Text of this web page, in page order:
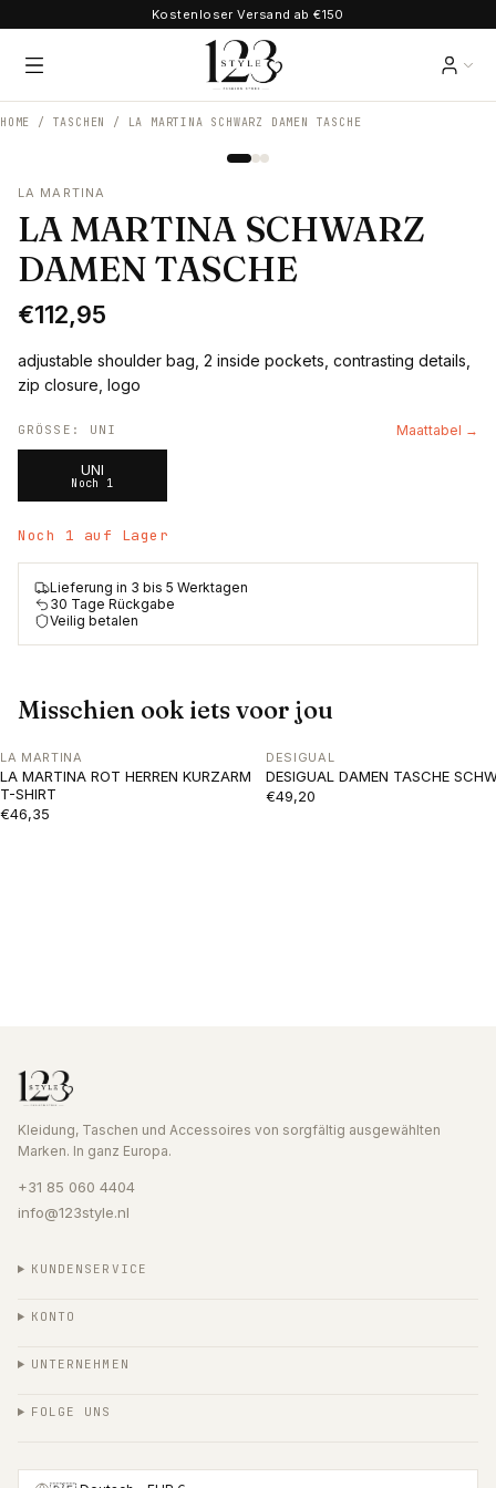
Kostenloser Versand ab €150
HOME / TASCHEN / LA MARTINA SCHWARZ DAMEN TASCHE
LA MARTINA
LA MARTINA SCHWARZ
DAMEN TASCHE
€112,95
adjustable shoulder bag, 2 inside pockets, contrasting details,
zip closure, logo
GRÖSSE : UNI Maattabel →
UNI
Noch 1
Noch 1 auf Lager
Lieferung in 3 bis 5 Werktagen
30 Tage Rückgabe
Veilig betalen
Misschien ook iets voor jou
LA MARTINA
LA MARTINA ROT HERREN KURZARM
T-SHIRT
€46,35
DESIGUAL
DESIGUAL DAMEN TASCHE
€49,20
Kleidung, Taschen und Accessoires von sorgfältig ausgewählten
Marken. In ganz Europa.
+31 85 060 4404
info@123style.nl
KUNDENSERVICE
KONTO
UNTERNEHMEN
FOLGE UNS